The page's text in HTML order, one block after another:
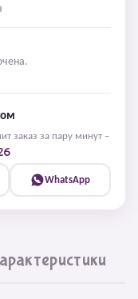
заказ за пару минут –
WhatsApp